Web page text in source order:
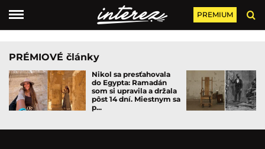
PREMIUM
PRÉMIOVÉ články
Nikol sa presťahovala
do Egypta: Ramadán
som si upravila a držala
pôst 14 dní. Miestnym sa
p...